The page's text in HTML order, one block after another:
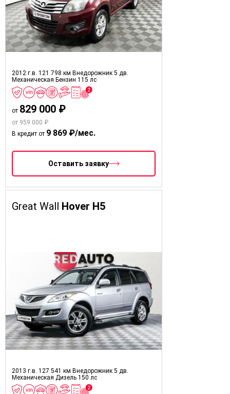
2012 г.в. 121 798 км Внедорожник 5 дв.
Механическая Бензин 115 лс
от 829 000 ₽
от 959 000 ₽
В кредит от 9 869 ₽/мес.
Оставить заявку
Great Wall Hover H5
2013 г.в. 127 541 км Внедорожник 5 дв.
Механическая Дизель 150 лс